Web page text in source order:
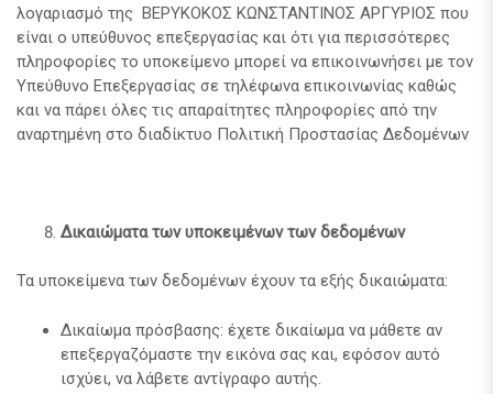
λογαριασμό της ΒΕΡΥΚΟΚΟΣ ΚΩΝΣΤΑΝΤΙΝΟΣ ΑΡΓΥΡΙΟΣ που
είναι ο υπεύθυνος επεξεργασίας και ότι για περισσότερες
πληροφορίες το υποκείμενο μπορεί να επικοινωνήσει με τον
Υπεύθυνο Επεξεργασίας σε τηλέφωνα επικοινωνίας καθώς
και να πάρει όλες τις απαραίτητες πληροφορίες από την
αναρτημένη στο διαδίκτυο Πολιτική Προστασίας Δεδομένων
Δικαιώματα των υποκειμένων των δεδομένων
Τα υποκείμενα των δεδομένων έχουν τα εξής δικαιώματα:
Δικαίωμα πρόσβασης: έχετε δικαίωμα να μάθετε αν
επεξεργαζόμαστε την εικόνα σας και, εφόσον αυτό
ισχύει, να λάβετε αντίγραφο αυτής.